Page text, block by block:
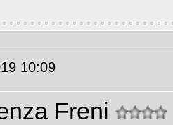
10:09
Freni